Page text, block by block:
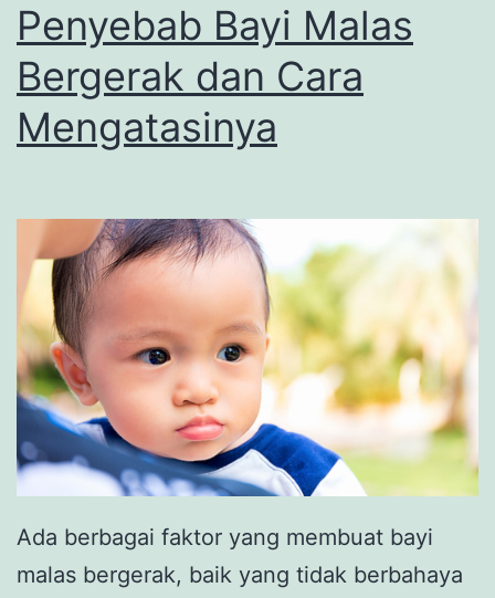
Penyebab Bayi Malas
Bergerak dan Cara
Mengatasinya
Ada berbagai faktor yang membuat bayi
malas bergerak, baik yang tidak berbahaya